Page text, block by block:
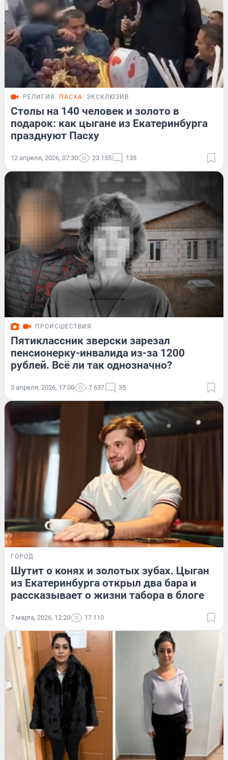
РЕЛИГИЯ ПАСХА ЭКСКЛЮЗИВ
Столы на 140 человек и золото в
подарок: как цыгане из Екатеринбурга
празднуют Пасху
12 апреля, 2026, 07:30 23 155 135
ПРОИСШЕСТВИЯ
Пятиклассник зверски зарезал
пенсионерку-инвалида из-за 1200
рублей. Всё ли так однозначно?
3 апреля, 2026, 17:00 7 637 35
ГОРОД
Шутит о конях и золотых зубах. Цыган
из Екатеринбурга открыл два бара и
рассказывает о жизни табора в блоге
7 марта, 2026, 12:20 17 110